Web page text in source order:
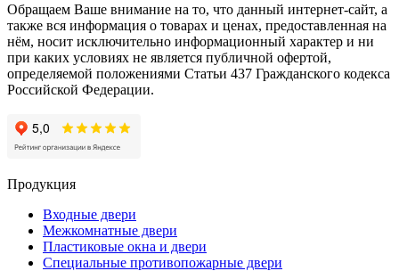
Обращаем Ваше внимание на то, что данный интернет-сайт, а
также вся информация о товарах и ценах, предоставленная на
нём, носит исключительно информационный характер и ни
при каких условиях не является публичной офертой,
определяемой положениями Статьи 437 Гражданского кодекса
Российской Федерации.
Продукция
Входные двери
Межкомнатные двери
Пластиковые окна и двери
Специальные противопожарные двери